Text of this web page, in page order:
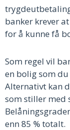
banker krever
for å kunne få
Som regel vil
en bolig som
Alternativt kan
som stiller med
enn 85 % totalt.